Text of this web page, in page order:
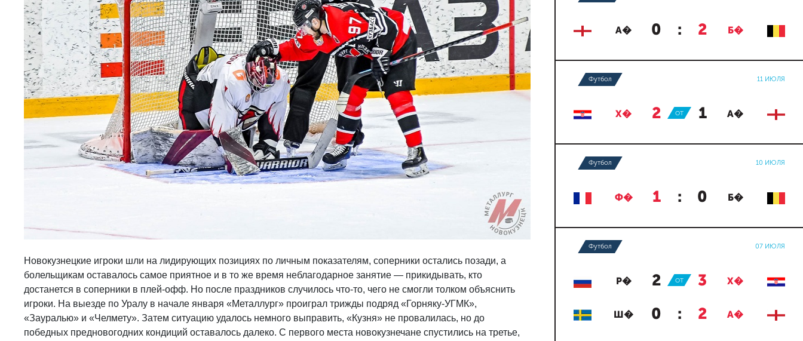
Новокузнецкие игроки шли на лидирующих позициях по личным показателям, соперники остались позади, а
болельщикам оставалось самое приятное и в то же время неблагодарное занятие — прикидывать, кто
достанется в соперники в плей-офф. Но после праздников случилось что-то, чего не смогли толком объяснить
игроки. На выезде по Уралу в начале января «Металлург» проиграл трижды подряд «Горняку-УГМК»,
«Зауралью» и «Челмету». Затем ситуацию удалось немного выправить, «Кузня» не провалилась, но до
победных предновогодних кондиций оставалось далеко. С первого места новокузнечане спустились на третье,
А� 0 : 2 Б�
Футбол 11 ИЮЛЯ
Х� 2 : 1 А�
ОТ
Футбол 10 ИЮЛЯ
Ф� 1 : 0 Б�
Футбол 07 ИЮЛЯ
Р� 2 : 3 Х�
ОТ
Ш� 0 : 2 А�